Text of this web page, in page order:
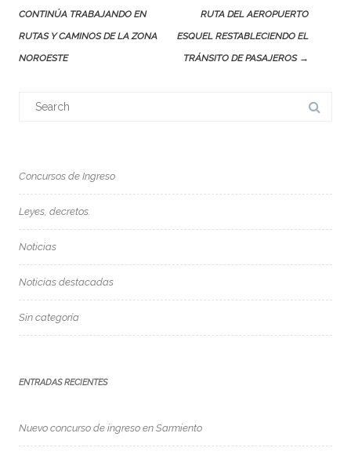
navigation
CONTINÚA TRABAJANDO EN
RUTAS Y CAMINOS DE LA ZONA
NOROESTE
RUTA DEL AEROPUERTO
ESQUEL RESTABLECIENDO EL
TRÁNSITO DE PASAJEROS →
Concursos de Ingreso
Leyes, decretos.
Noticias
Noticias destacadas
Sin categoría
ENTRADAS RECIENTES
Nuevo concurso de ingreso en Sarmiento